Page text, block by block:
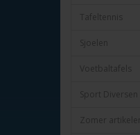
Tafeltennis
Sjoelen
Voetbaltafels
Sport Diversen
Zomer artikelen